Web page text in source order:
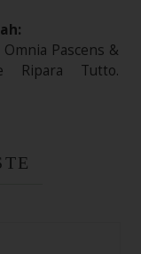
Pascens &
Tutto.